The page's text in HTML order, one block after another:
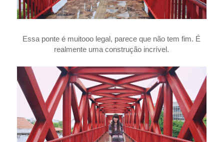
Essa ponte é muitooo legal, parece que não tem fim. É
realmente uma construção incrível.